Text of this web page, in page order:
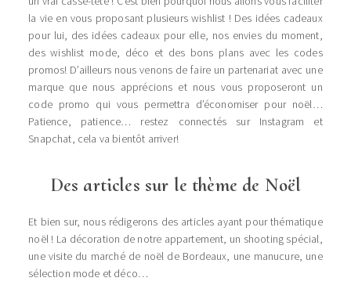
la vie en vous proposant plusieurs wishlist ! Des idées cadeaux
pour lui, des idées cadeaux pour elle, nos envies du moment,
des wishlist mode, déco et des bons plans avec les codes
promos! D’ailleurs nous venons de faire un partenariat avec une
marque que nous apprécions et nous vous proposeront un
code promo qui vous permettra d’économiser pour noël…
Patience, patience… restez connectés sur Instagram et
Snapchat, cela va bientôt arriver!
Des articles sur le thème de Noël
Et bien sur, nous rédigerons des articles ayant pour thématique
noël ! La décoration de notre appartement, un shooting spécial,
une visite du marché de noël de Bordeaux, une manucure, une
sélection mode et déco…